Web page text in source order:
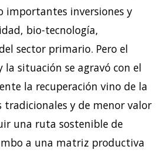
importantes inversiones y
bio-tecnología,
sector primario. Pero el
situación se agravó con el
la recuperación vino de la
tradicionales y de menor valor
una ruta sostenible de
a una matriz productiva